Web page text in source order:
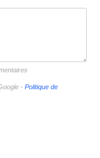
- Politique de